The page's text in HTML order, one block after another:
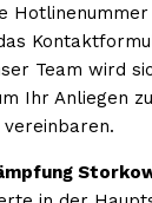
Team wird
Ihr Anliegen
vereinbaren.